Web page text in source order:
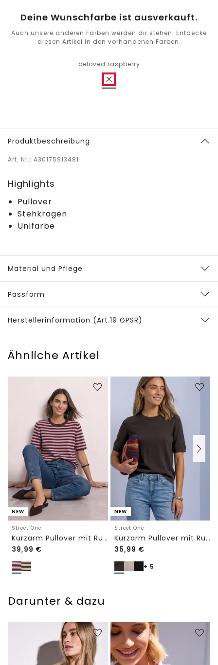
Deine Wunschfarbe ist ausverkauft.
Auch unsere anderen Farben werden dir stehen. Entdecke
diesen Artikel in den vorhandenen Farben.
beloved raspberry
Produktbeschreibung
Art. Nr.: A30175913481
Highlights
Pullover
Stehkragen
Unifarbe
Material und Pflege
Passform
Herstellerinformation (Art.19 GPSR)
Ähnliche Artikel
NEW
Street One
Kurzarm Pullover mit Rundhals und Streifen
39,99 €
NEW
Street One
Kurzarm Pullover mit Rundhals in Unifarbe
35,99 €
+ 5
Darunter & dazu